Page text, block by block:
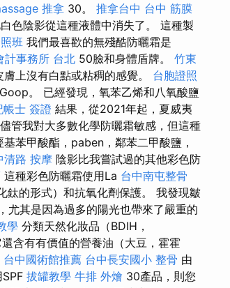
推拿 30。 推拿台中 台中 筋膜
色陰影從這種液體中消失了。 這種製
班 我們最喜歡的無殘酷防曬霜是
計事務所 台北 50臉和身體盾牌。 竹東
上沒有白點或粘稠的感覺。 台胞證照
。 已經發現，氧苯乙烯和八氧酸鹽
帳士 簽證 結果，從2021年起，夏威夷
儘管我對大多數化學防曬霜敏感，但這種
苯甲酸酯，paben，鄰苯二甲酸鹽，
清路 按摩 陰影比我嘗試過的其他彩色防
這種彩色防曬霜使用La 台中南屯整骨
鈦的形式）和抗氧化劑保護。 我發現皺
尤其是因為過多的陽光也帶來了嚴重的
學 分類天然化妝品（BDIH，
含有有價值的營養油（大豆，霍霍
台中國術館推薦 台中長安國小 整骨 由
拔罐教學 牛排 外燴 30產品，則您